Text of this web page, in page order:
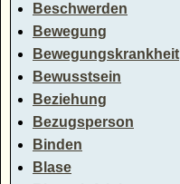
Beschwerden
Bewegung
Bewegungskrankheit
Bewusstsein
Beziehung
Bezugsperson
Binden
Blase